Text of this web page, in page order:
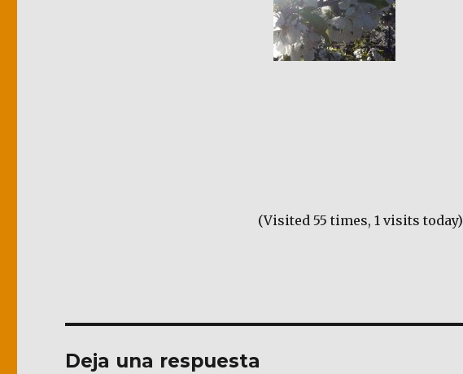
(Visited 55 times, 1 visits today)
Deja una respuesta